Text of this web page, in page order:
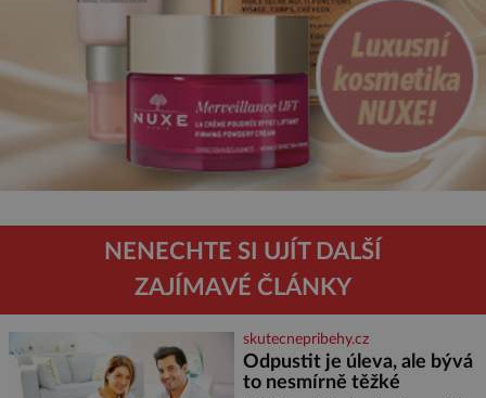
NENECHTE SI UJÍT DALŠÍ
ZAJÍMAVÉ ČLÁNKY
skutecnepribehy.cz
Odpustit je úleva, ale bývá
to nesmírně těžké